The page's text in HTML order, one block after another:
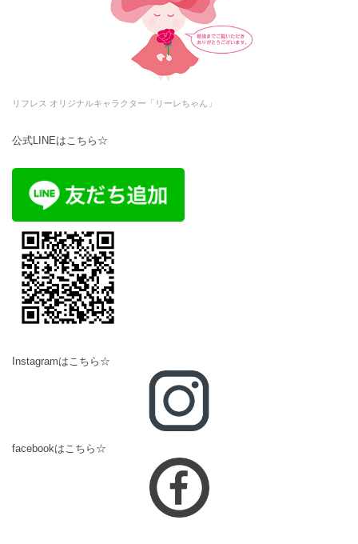
リフレス オリジナルキャラクター「リーレちゃん」
公式LINEはこちら☆
Instagramはこちら☆
facebookはこちら☆